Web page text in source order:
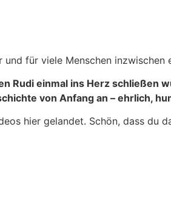
für viele Menschen inzwischen
Rudi einmal ins Herz schließen
von Anfang an – ehrlich,
hier gelandet. Schön, dass du